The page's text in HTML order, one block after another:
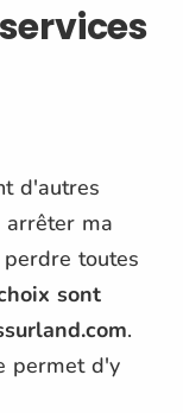
d'autres
arrêter ma
toutes
sont
.
permet d'y